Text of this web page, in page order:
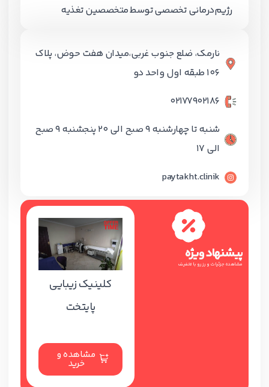
رژیم‌درمانی تخصصی توسط متخصصین تغذیه
نارمک، ضلع جنوب غربی،میدان هفت حوض، پلاک
106 طبقه اول واحد دو
02177902186
شنبه تا چهارشنبه 9 صبح الی 20 پنجشنبه 9 صبح
الی 17
paytakht.clinik
پیشنهاد ویژه
مشاهده جزئیات و رزرو با تخفیف
کلینیک زیبایی
پایتخت
مشاهده و
خرید